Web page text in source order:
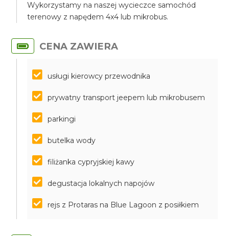
Wykorzystamy na naszej wycieczce samochód
terenowy z napędem 4x4 lub mikrobus.
CENA ZAWIERA
usługi kierowcy przewodnika
prywatny transport jeepem lub mikrobusem
parkingi
butelka wody
filiżanka cypryjskiej kawy
degustacja lokalnych napojów
rejs z Protaras na Blue Lagoon z posiłkiem